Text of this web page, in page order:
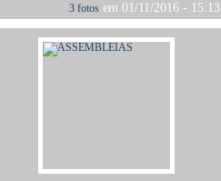
3 fotos em 01/11/2016 - 15:13